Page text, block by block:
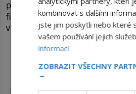
pamatují jako moudrého vládce
filozofii, byť musíme tuto
v kontextu jeho postavení i
Máme však nyní rozbít tuto
pravdu na padrť a prohlásit, že
unavený a drogou ovládaný
byl zastáncem stoicismu,
DALŠÍ ČLÁNKY Z
kombinovat s dalšími
jste jim poskytli nebo které
vašem používání jejich
informací
ZOBRAZIT VŠECHNY
→